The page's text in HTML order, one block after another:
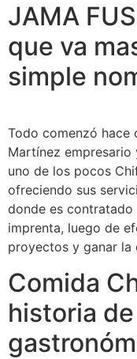
JAMA
que va
simple
Todo comenzó hace
Martínez
uno de los pocos
ofreciendo sus
donde es
imprenta, luego de
proyectos y ganar
Comida
historia